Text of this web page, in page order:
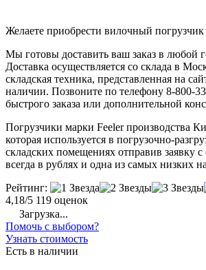
Желаете приобрести вилочный погрузчик
Мы готовы доставить ваш заказ в любой
Доставка осуществляется со склада в
складская техника, представленная на
наличии. Позвоните по телефону 8-800-
быстрого заказа или дополнительной
Погрузчики марки Feeler производства
которая используется в погрузочно-
складских помещениях отправив заявку
всегда в рублях и одна из самых низких
Рейтинг:
4,18/5 119 оценок
Загрузка...
Помочь с выбором?
Узнать стоимость
Есть в наличии